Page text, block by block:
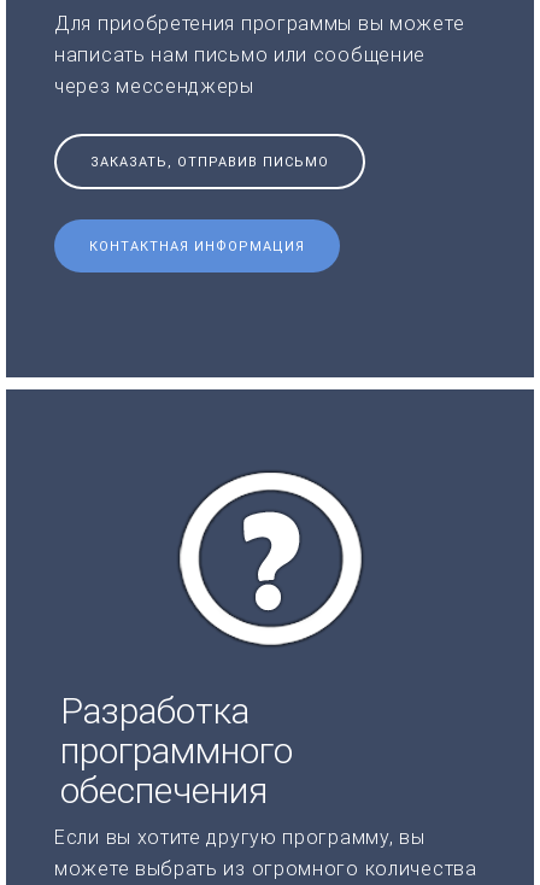
Для приобретения программы вы можете
написать нам письмо или сообщение
через мессенджеры
ЗАКАЗАТЬ, ОТПРАВИВ ПИСЬМО
КОНТАКТНАЯ ИНФОРМАЦИЯ
Разработка
программного
обеспечения
Если вы хотите другую программу, вы
можете выбрать из огромного количества